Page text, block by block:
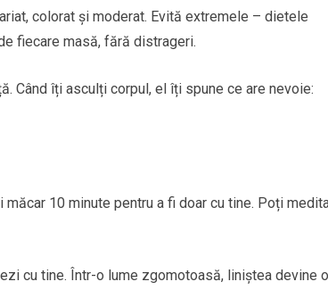
colorat și moderat. Evită extremele – dietele
fiecare masă, fără distrageri.
Când îți asculți corpul, el îți spune ce are nevoie:
10 minute pentru a fi doar cu tine. Poți
cu tine. Într-o lume zgomotoasă, liniștea devine o